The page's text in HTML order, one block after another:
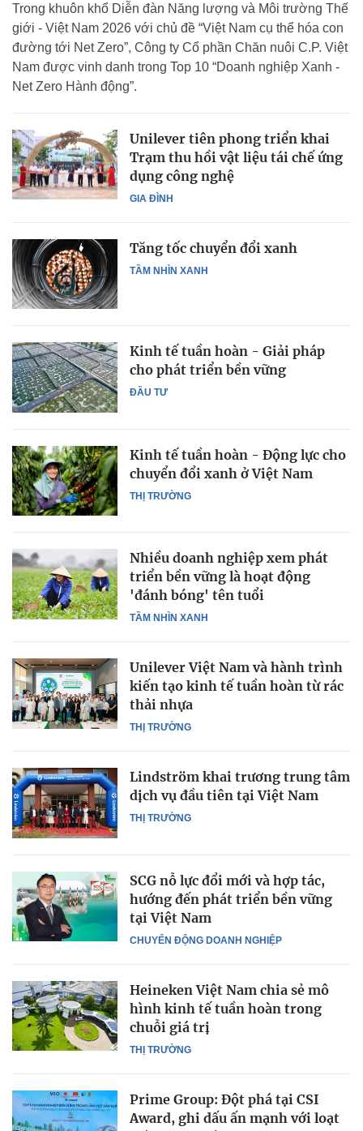
Trong khuôn khổ Diễn đàn Năng lượng và Môi trường Thế
giới - Việt Nam 2026 với chủ đề “Việt Nam cụ thể hóa con
đường tới Net Zero”, Công ty Cổ phần Chăn nuôi C.P. Việt
Nam được vinh danh trong Top 10 “Doanh nghiệp Xanh -
Net Zero Hành động”.
GIA ĐÌNH
Unilever tiên phong triển khai
Trạm thu hồi vật liệu tái chế ứng
dụng công nghệ
TẦM NHÌN XANH
Tăng tốc chuyển đổi xanh
ĐẦU TƯ
Kinh tế tuần hoàn - Giải pháp
cho phát triển bền vững
THỊ TRƯỜNG
Kinh tế tuần hoàn - Động lực cho
chuyển đổi xanh ở Việt Nam
TẦM NHÌN XANH
Nhiều doanh nghiệp xem phát
triển bền vững là hoạt động
'đánh bóng' tên tuổi
THỊ TRƯỜNG
Unilever Việt Nam và hành trình
kiến tạo kinh tế tuần hoàn từ rác
thải nhựa
THỊ TRƯỜNG
Lindström khai trương trung tâm
dịch vụ đầu tiên tại Việt Nam
CHUYỂN ĐỘNG DOANH NGHIỆP
SCG nỗ lực đổi mới và hợp tác,
hướng đến phát triển bền vững
tại Việt Nam
THỊ TRƯỜNG
Heineken Việt Nam chia sẻ mô
hình kinh tế tuần hoàn trong
chuỗi giá trị
Prime Group: Đột phá tại CSI
Award, ghi dấu ấn mạnh với loạt